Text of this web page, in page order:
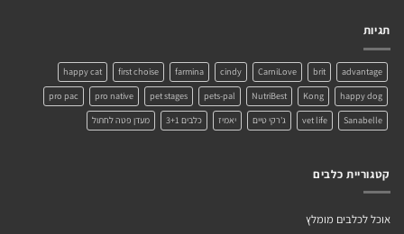
תגיות
advantage
brit
CarniLove
cindy
farmina
first choise
happy cat
happy dog
Kong
NutriBest
pets-pal
pet stages
pro native
pro pac
Sanabelle
vet life ג'רקי טיים יאמיז כלבים 3+1 מעדן פטה לחתול
קטגוריית כלבים
אוכל לכלבים מומלץ